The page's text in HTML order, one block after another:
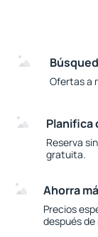
Ofertas a
Planifica
Reserva
gratuita.
Ahorra
Precios
después